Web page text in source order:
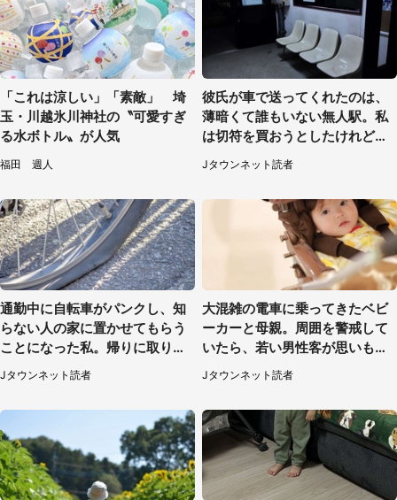
「これは涼しい」「素敵」 埼
玉・川越氷川神社の〝可愛すぎ
る水ボトル〟が人気
福田 週人
彼氏が車で送ってくれたのは、
薄暗くて誰もいない無人駅。私
は切符を買おうとしたけれど
（山形県・20代女性）
Jタウンネット読者
通勤中に自転車がパンクし、知
らない人の家に置かせてもらう
ことになった私。帰りに取りに
行くと、なんと...（東京都・40
代女性）
Jタウンネット読者
大混雑の電車に乗ってきたベビ
ーカーと母親。周囲を警戒して
いたら、若い男性客が思いもよ
らぬ行動に（東京都・50代女
性）
Jタウンネット読者